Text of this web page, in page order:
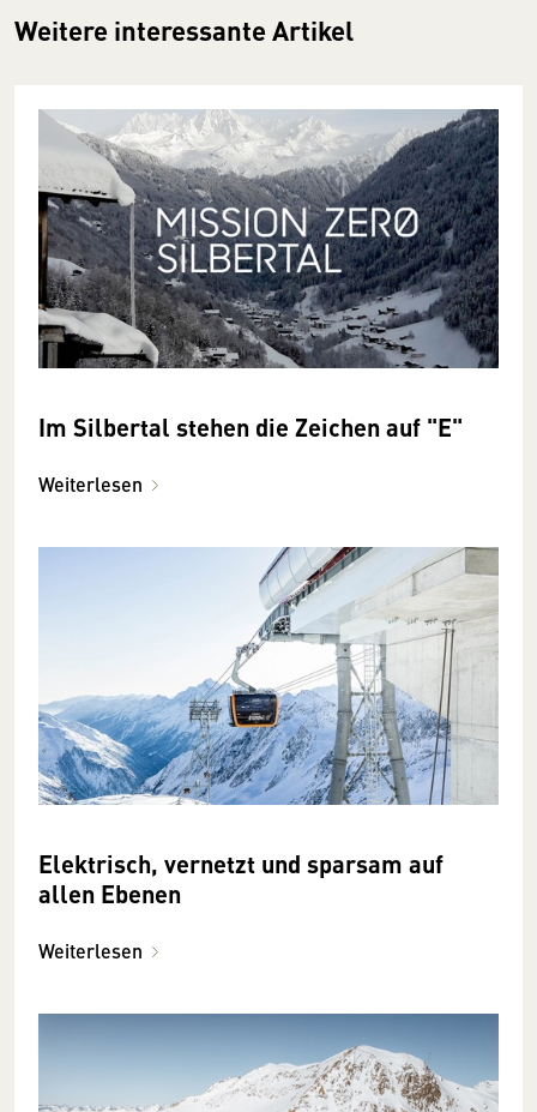
Weitere interessante Artikel
Im Silbertal stehen die Zeichen auf "E"
Weiterlesen
Elektrisch, vernetzt und sparsam auf
allen Ebenen
Weiterlesen